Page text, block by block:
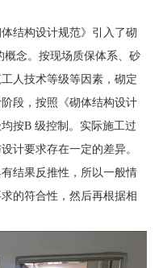
结构设计规范》引入了砌
念。按现场质保体系、砂
人技术等级等因素，砌定
段，按照《砌体结构设计
按B 级控制。实际施工过
计要求存在一定的差异。
结果反推性，所以一般情
的符合性，然后再根据相